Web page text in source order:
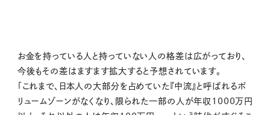
お金を持っている人と持っていない人の格差は広がっており、
今後もその差はますます拡大すると予想されています。
「これまで、日本人の大部分を占めていた『中流』と呼ばれるボ
リュームゾーンがなくなり、限られた一部の人が年収1000万円